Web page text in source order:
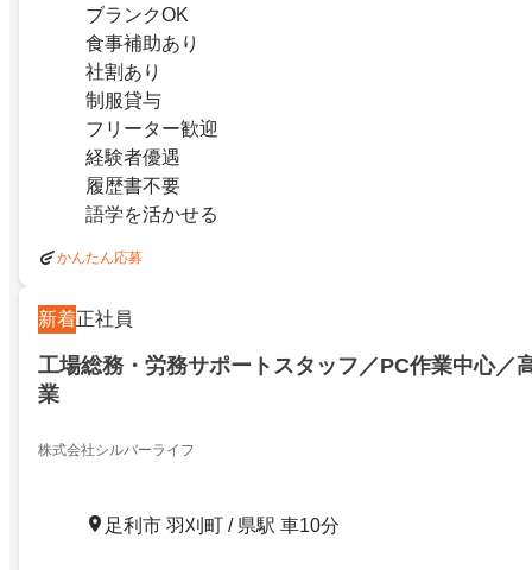
ブランクOK
食事補助あり
社割あり
制服貸与
フリーター歓迎
経験者優遇
履歴書不要
語学を活かせる
かんたん応募
新着正社員
工場総務・労務サポートスタッフ／PC作業中心／
業
株式会社シルバーライフ
足利市 羽刈町 / 県駅 車10分